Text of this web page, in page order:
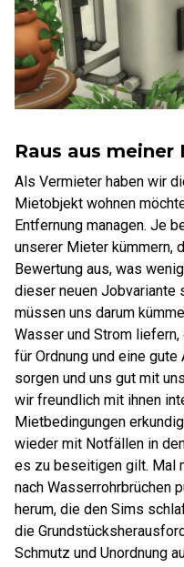
Raus aus meiner
Als Vermieter haben wir
Mietobjekt wohnen
Entfernung managen. Je
unserer Mieter kümmern,
Bewertung aus, was
dieser neuen Jobvariante
müssen uns darum
Wasser und Strom
für Ordnung und eine
sorgen und uns gut mit
wir freundlich mit ihnen
Mietbedingungen
wieder mit Notfällen in
es zu beseitigen gilt. Mal
nach Wasserrohrbrüchen
herum, die den Sims
die
Schmutz und Unordnung